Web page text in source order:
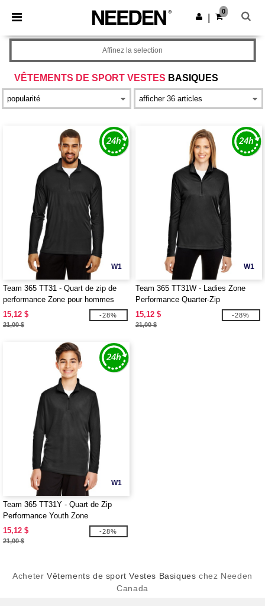
× Appli Needen
Meilleurs prix sur l’app !
Obtenir l'appli
0
VÊTEMENTS DE SPORT VESTES BASIQUES
Affinez la selection
W1
Team 365 TT31 - Quart de zip de
performance Zone pour hommes
15,12 $
21,00 $
-28%
W1
Team 365 TT31W - Ladies Zone
Performance Quarter-Zip
15,12 $
21,00 $
-28%
W1
Team 365 TT31Y - Quart de Zip
Performance Youth Zone
15,12 $
21,00 $
-28%
AcheterVêtements de sport Vestes Basiques chez Needen
Canada